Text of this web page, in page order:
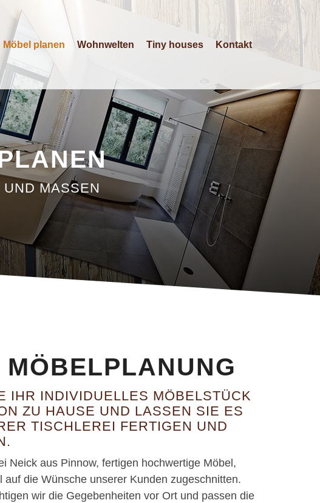
Möbel planen Wohnwelten Tiny houses Kontakt
MASSEN
MÖBELPLANUNG
IHR INDIVIDUELLES MÖBELSTÜCK
ZU HAUSE UND LASSEN SIE ES
TISCHLEREI FERTIGEN UND
Neick aus Pinnow, fertigen hochwertige Möbel,
auf die Wünsche unserer Kunden zugeschnitten.
wir die Gegebenheiten vor Ort und passen die